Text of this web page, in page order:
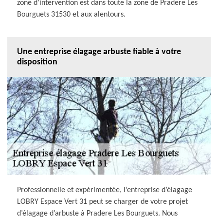
zone d’intervention est dans toute la zone de Pradere Les
Bourguets 31530 et aux alentours.
Une entreprise élagage arbuste fiable à votre
disposition
Professionnelle et expérimentée, l’entreprise d’élagage
LOBRY Espace Vert 31 peut se charger de votre projet
d’élagage d’arbuste à Pradere Les Bourguets. Nous